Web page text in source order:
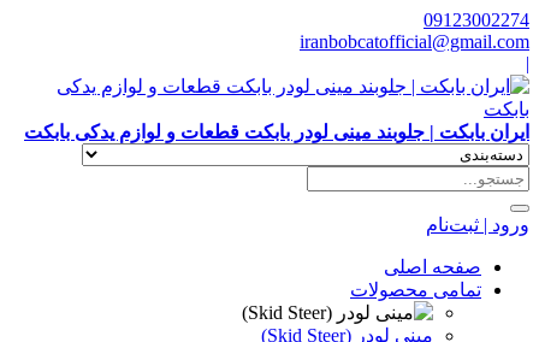
09123002274
iranbobcatofficial@gmail.com
|
ایران بابکت | جلوبند مینی لودر بابکت قطعات و لوازم یدکی بابکت
ورود | ثبت‌نام
صفحه اصلی
تمامی محصولات
مینی لودر (Skid Steer)